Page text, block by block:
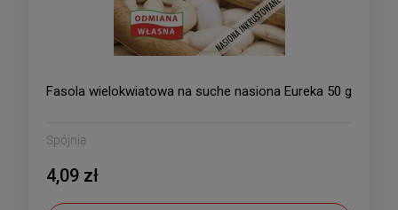
Fasola wielokwiatowa na suche nasiona Eureka 50 g
Spójnia
4,09 zł